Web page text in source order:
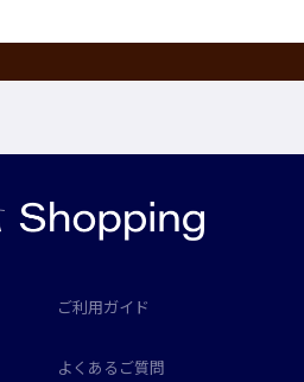
ご利用ガイド
よくあるご質問